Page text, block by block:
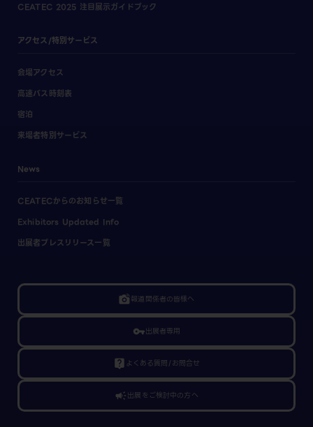
CEATEC 2025 注目展示ガイドブック
アクセス/特別サービス
会場アクセス
高速バス時刻表
宿泊
来場者特別サービス
News
CEATECからのお知らせ一覧
Exhibitors Updated Info
出展者プレスリリース一覧
linked_camera報道関係者の皆様へ
vpn_key出展者専用
live_help よくある質問/お問合せ
campaign出展をご検討中の方へ